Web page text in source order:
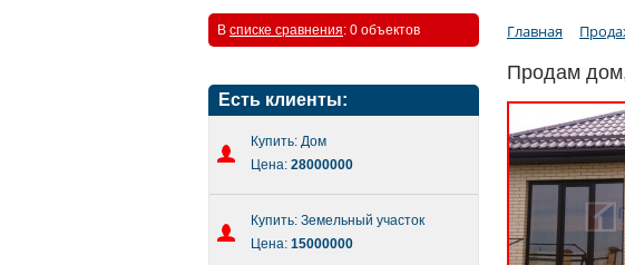
В списке сравнения: 0 объектов
Есть клиенты:
Купить: Дом
Цена: 28000000
Купить: Земельный участок
Цена: 15000000
Главная
Продам